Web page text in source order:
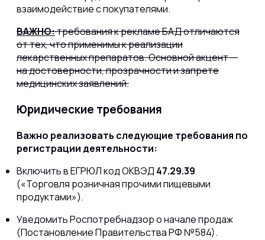
взаимодействие с покупателями.
ВАЖНО:требования к рекламе БАД отличаются
от тех, что применимы к реализации
лекарственных препаратов. Основной акцент —
на достоверности, прозрачности и запрете
медицинских заявлений.
Юридические требования
Важно реализовать следующие требования по
регистрации деятельности:
Включить в ЕГРЮЛ код ОКВЭД 47.29.39
(«Торговля розничная прочими пищевыми
продуктами»).
Уведомить Роспотребнадзор о начале продаж
(Постановление Правительства РФ №584).